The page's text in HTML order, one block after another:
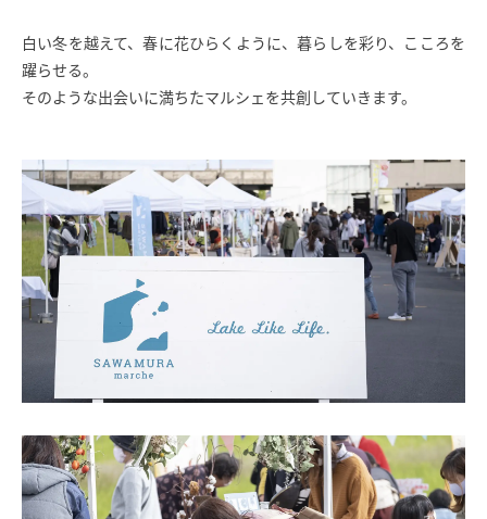
白い冬を越えて、春に花ひらくように、暮らしを彩り、こころを
躍らせる。
そのような出会いに満ちたマルシェを共創していきます。